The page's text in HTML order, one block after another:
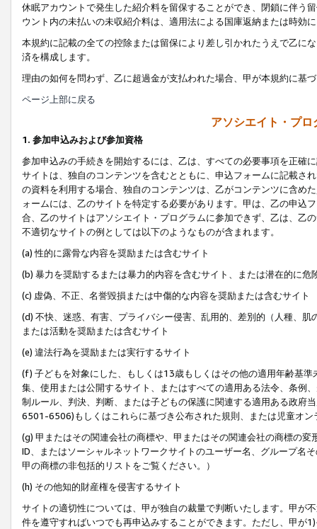
休眠アカウントで発生した紹介料を留保することができ、閉鎖に伴う
ウント内の未払いの未収紹介料は、適用法による国庫返納または時効
本規約に記載の全ての控除または留保により差し引かれたうえで乙に
済を構成します。
理由の如何を問わず、乙に超過金が支払われた場合、甲が本規約に基
ページ上部に戻る
アソシエイト・プ
1. 参加申込みおよび参加資格
参加申込みの手続きを開始するには、乙は、すべての必要事項を正確
サイトは、独自のコンテンツを含むとともに、申込フォームに記載さ
の資料を利用する場合、独自のコンテンツは、乙がコンテンツに含め
ォームには、乙のサイトを特定する必要があります。甲は、乙の申込
合、乙のサイトはアソシエイト・プログラムに参加できず、乙は、乙
不適切なサイトの例としては以下のようなものが含まれます。
(a) 性的に露骨な内容を奨励または含むサイト
(b) 暴力を奨励するまたは暴力的内容を含むサイト、または潜在的に
(c) 虚偽、不正、名誉毀損または中傷的な内容を奨励または含むサイト
(d) 不快、迷惑、有害、プライバシー侵害、乱用的、差別的（人種、
または活動を奨励または含むサイト
(e) 違法行為を奨励または実行するサイト
(f) 子どもを対象にした、もしくは13歳もしくはその他の適用年齢基
集、使用または公開するサイト、またはすべての適用ある法令、条例
制ルール、判決、判断、または子どもの保護に関連する適用ある政府
6501-6506)もしくはこれらに基づき公布された規則、または児童オン
(g) 甲またはその関連会社の商標や、甲またはその関連会社の商標の
ID、またはソーシャルネットワークサイトのユーザー名、グループ名
甲の商標の非包括的リストをご覧ください。）
(h) その他知的財産権を侵害するサイト
サイトの適切性については、甲が独自の裁量で判断いたします。甲が
件を遵守すればいつでも再申込みすることができます。ただし、甲が